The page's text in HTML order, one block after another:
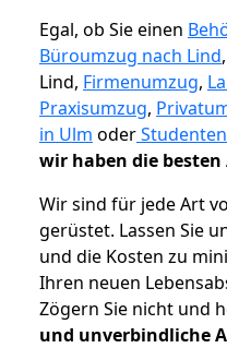
Egal, ob Sie einen
Büroumzug nach Lind,
Lind, Firmenumzug,
Praxisumzug,
in Ulm oder
wir haben die besten
Wir sind für jede Art
gerüstet. Lassen Sie
und die Kosten zu
Ihren neuen
Zögern Sie nicht und
und unverbindliche